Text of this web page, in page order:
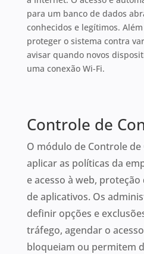
para um banco de dados
conhecidos e legítimos.
proteger o sistema contra
avisar quando novos
uma conexão Wi-Fi.
Controle de
O módulo de Controle
aplicar as políticas da
e acesso à web,
de aplicativos. Os
definir opções e
tráfego, agendar o
bloqueiam ou permitem